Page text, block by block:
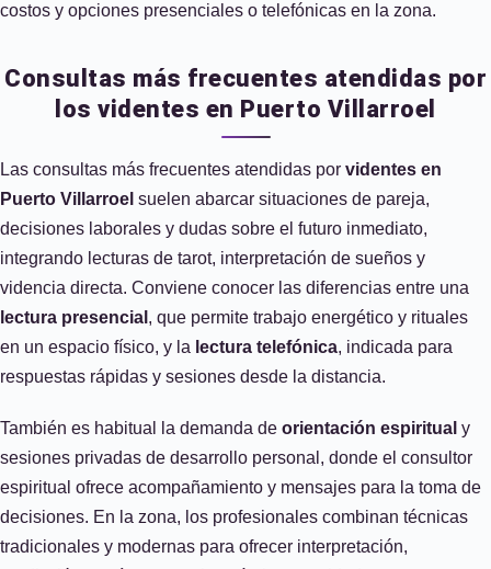
costos y opciones presenciales o telefónicas en la zona.
Consultas más frecuentes atendidas por
los videntes en Puerto Villarroel
Las consultas más frecuentes atendidas por videntes en
Puerto Villarroel suelen abarcar situaciones de pareja,
decisiones laborales y dudas sobre el futuro inmediato,
integrando lecturas de tarot, interpretación de sueños y
videncia directa. Conviene conocer las diferencias entre una
lectura presencial , que permite trabajo energético y rituales
en un espacio físico, y la lectura telefónica, indicada para
respuestas rápidas y sesiones desde la distancia.
También es habitual la demanda de orientación espiritual y
sesiones privadas de desarrollo personal, donde el consultor
espiritual ofrece acompañamiento y mensajes para la toma de
decisiones. En la zona, los profesionales combinan técnicas
tradicionales y modernas para ofrecer interpretación,